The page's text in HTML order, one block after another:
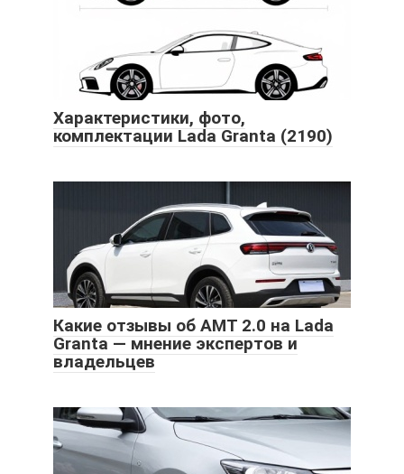
Характеристики, фото,
комплектации Lada Granta (2190)
Какие отзывы об АМТ 2.0 на Lada
Granta — мнение экспертов и
владельцев